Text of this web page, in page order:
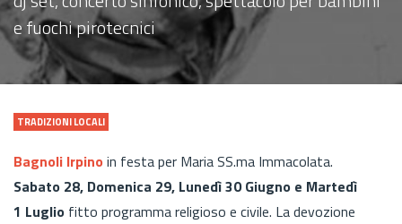
e fuochi pirotecnici
TRADIZIONI LOCALI
Bagnoli Irpino in festa per Maria SS.ma Immacolata.
Sabato 28, Domenica 29, Lunedì 30 Giugno e Martedì
1 Luglio fitto programma religioso e civile. La devozione